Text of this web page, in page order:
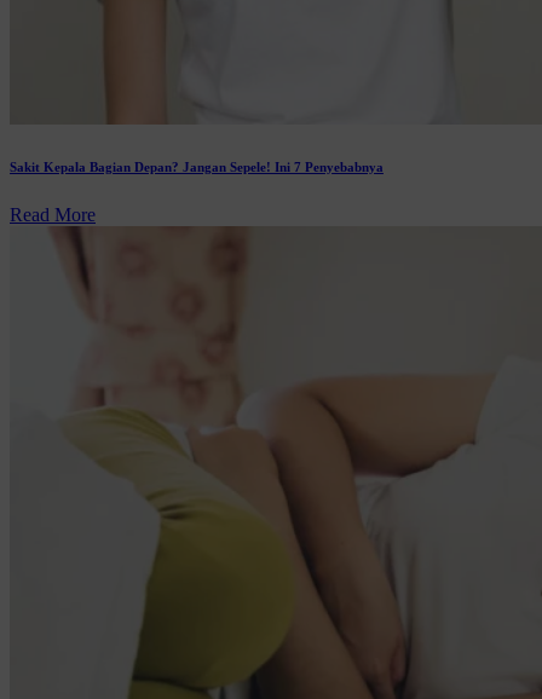
Sakit Kepala Bagian Depan? Jangan Sepele! Ini 7 Penyebabnya
Read More